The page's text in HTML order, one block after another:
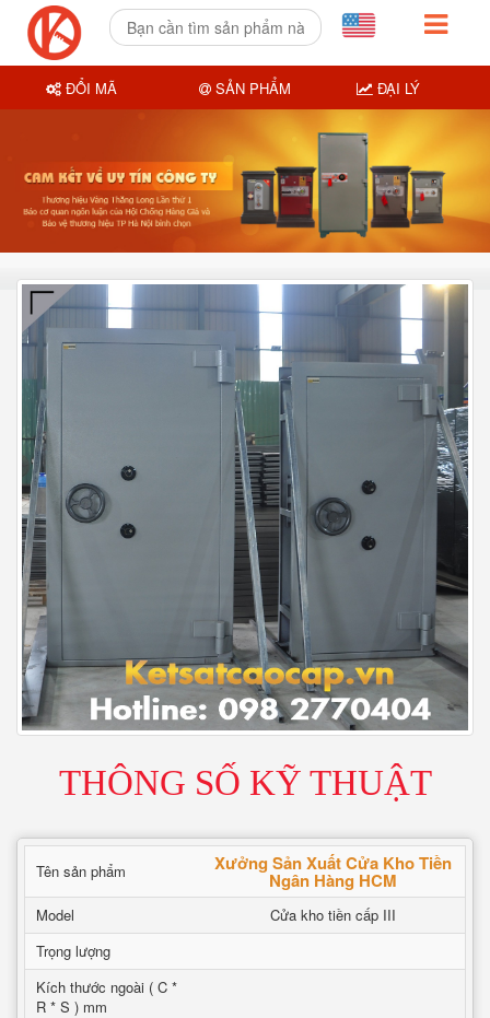
THÔNG SỐ KỸ THUẬT
Tên sản phẩm Xưởng Sản Xuất Cửa Kho Tiền
Ngân Hàng HCM
Model
Cửa kho tiền cấp III
Trọng lượng
Kích thước ngoài ( C *
R * S ) mm
ĐỔI MÃ SẢN PHẨM ĐẠI LÝ